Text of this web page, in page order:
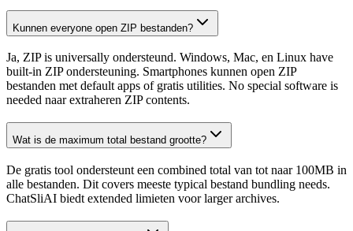
Kunnen everyone open ZIP bestanden?
Ja, ZIP is universally ondersteund. Windows, Mac, en Linux have
built-in ZIP ondersteuning. Smartphones kunnen open ZIP
bestanden met default apps of gratis utilities. No special software is
needed naar extraheren ZIP contents.
Wat is de maximum total bestand grootte?
De gratis tool ondersteunt een combined total van tot naar 100MB in
alle bestanden. Dit covers meeste typical bestand bundling needs.
ChatSliAI biedt extended limieten voor larger archives.